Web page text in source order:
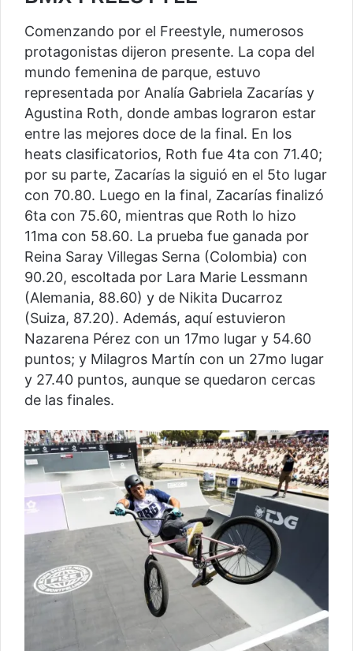
Comenzando por el Freestyle, numerosos
protagonistas dijeron presente. La copa del
mundo femenina de parque, estuvo
representada por Analía Gabriela Zacarías y
Agustina Roth, donde ambas lograron estar
entre las mejores doce de la final. En los
heats clasificatorios, Roth fue 4ta con 71.40;
por su parte, Zacarías la siguió en el 5to lugar
con 70.80. Luego en la final, Zacarías finalizó
6ta con 75.60, mientras que Roth lo hizo
11ma con 58.60. La prueba fue ganada por
Reina Saray Villegas Serna (Colombia) con
90.20, escoltada por Lara Marie Lessmann
(Alemania, 88.60) y de Nikita Ducarroz
(Suiza, 87.20). Además, aquí estuvieron
Nazarena Pérez con un 17mo lugar y 54.60
puntos; y Milagros Martín con un 27mo lugar
y 27.40 puntos, aunque se quedaron cercas
de las finales.